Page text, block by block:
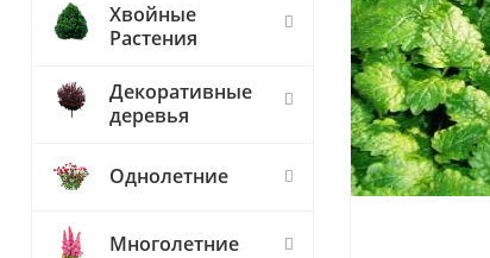
Хвойные
Растения
Декоративные
деревья
Однолетние
Многолетние